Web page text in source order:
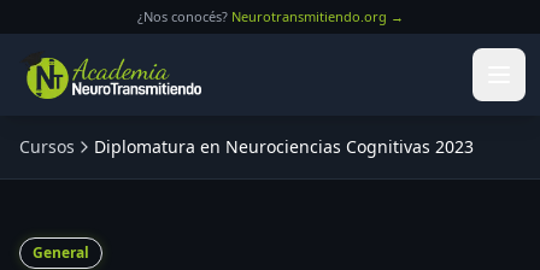
Saltar al contenido principal
¿Nos conocés? Neurotransmitiendo.org →
Cursos Diplomatura en Neurociencias Cognitivas 2023
General